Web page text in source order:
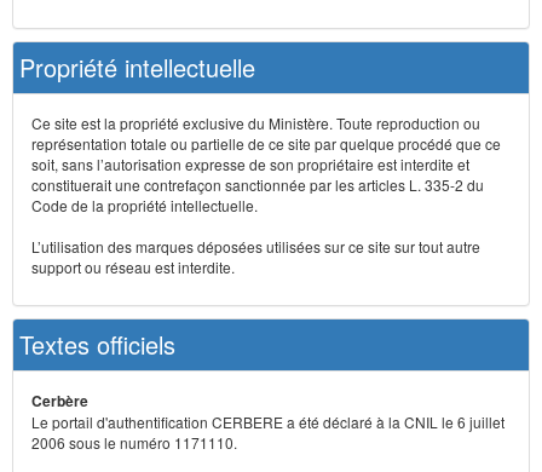
Propriété intellectuelle
Ce site est la propriété exclusive du Ministère. Toute reproduction ou
représentation totale ou partielle de ce site par quelque procédé que ce
soit, sans l’autorisation expresse de son propriétaire est interdite et
constituerait une contrefaçon sanctionnée par les articles L. 335-2 du
Code de la propriété intellectuelle.
L’utilisation des marques déposées utilisées sur ce site sur tout autre
support ou réseau est interdite.
Textes officiels
Cerbère
Le portail d'authentification CERBERE a été déclaré à la CNIL le 6 juillet
2006 sous le numéro 1171110.